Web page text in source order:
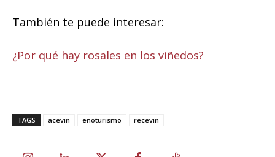
También te puede interesar:
¿Por qué hay rosales en los viñedos?
TAGS acevin enoturismo recevin